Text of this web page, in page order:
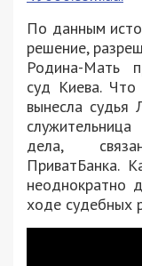
По данным
решение,
Родина-Мать
суд Киева. Что
вынесла
дела,
ПриватБанка.
неоднократно
ходе судебных